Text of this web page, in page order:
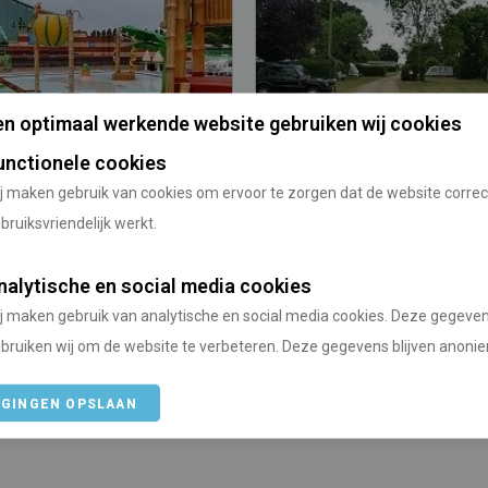
optimaal werkende website gebruiken wij cookies
cookies
maken gebruik van cookies om ervoor te zorgen dat de website
werkt.
en social media cookies
maken gebruik van analytische en social media cookies. Deze
wij om de website te verbeteren. Deze gegevens blijven
OPSLAAN
Vanaf Utrecht Prijs vanaf